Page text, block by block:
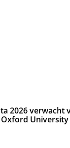
2026 verwacht
University